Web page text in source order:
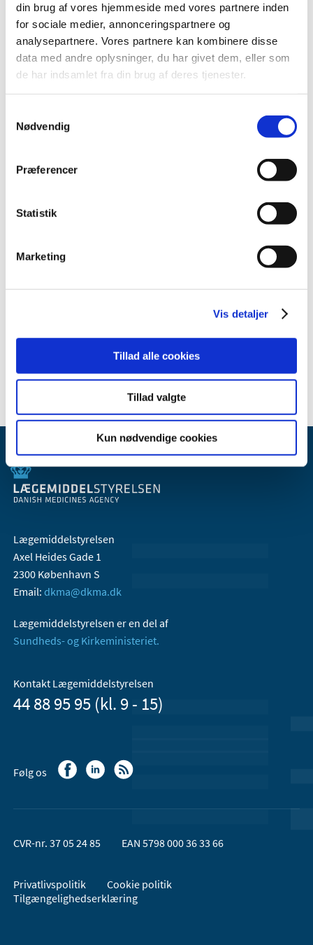
din brug af vores hjemmeside med vores partnere inden
for sociale medier, annonceringspartnere og
analysepartnere. Vores partnere kan kombinere disse
data med andre oplysninger, du har givet dem, eller som
de har indsamlet fra din brug af deres tjenester.
Nødvendig
Præferencer
Statistik
Marketing
Vis detaljer
Tillad alle cookies
Tillad valgte
Kun nødvendige cookies
2012 (44)
december (2)
november (6)
oktober (4)
september (7)
juni (3)
april (3)
februar (3)
2010 (7)
Lægemiddelstyrelsen
Axel Heides Gade 1
2300 København S
Email: dkma@dkma.dk
Lægemiddelstyrelsen er en del af
Sundheds- og Kirkeministeriet.
Kontakt Lægemiddelstyrelsen
44 88 95 95 (kl. 9 - 15)
Følg os
CVR-nr. 37 05 24 85 EAN 5798 000 36 33 66
Privatlivspolitik
Cookie politik
Tilgængelighedserklæring